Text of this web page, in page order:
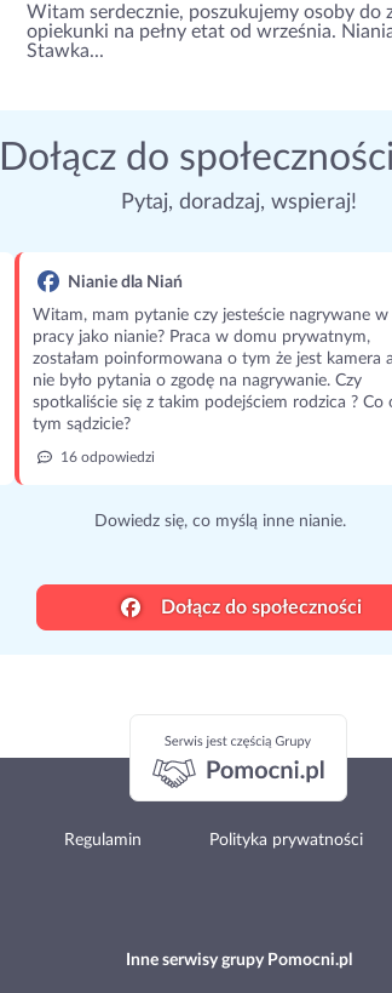
Witam serdecznie, poszukujemy osoby do
opiekunki na pełny etat od września.
Stawka...
Dołącz do
Pytaj, doradzaj, wspieraj!
Nianie dla Niań
Witam, mam pytanie czy jesteście nagrywane w
pracy jako nianie? Praca w domu prywatnym,
zostałam poinformowana o tym że jest kamera
nie było pytania o zgodę na nagrywanie. Czy
spotkaliście się z takim podejściem rodzica ? Co
tym sądzicie?
16 odpowiedzi
Dowiedz się, co myślą inne nianie.
Dołącz do społeczności
Regulamin Polityka prywatności
Inne serwisy grupy Pomocni.pl